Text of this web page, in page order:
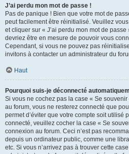
J’ai perdu mon mot de passe !
Pas de panique ! Bien que votre mot de
peut facilement être réinitialisé. Veuillez
et cliquer sur « J’ai perdu mon mot de
devriez être en mesure de pouvoir vous
Cependant, si vous ne pouvez pas
invitons à contacter un administrateur du
Haut
Pourquoi suis-je déconnecté
Si vous ne cochez pas la case « Se
au forum, vous ne resterez connecté que
permet d’éviter que votre compte soit utilisé
connecté, veuillez cocher la case « Se
connexion au forum. Ceci n’est pas
depuis un ordinateur public, comme une
etc. Si vous n’arrivez pas à trouver cette